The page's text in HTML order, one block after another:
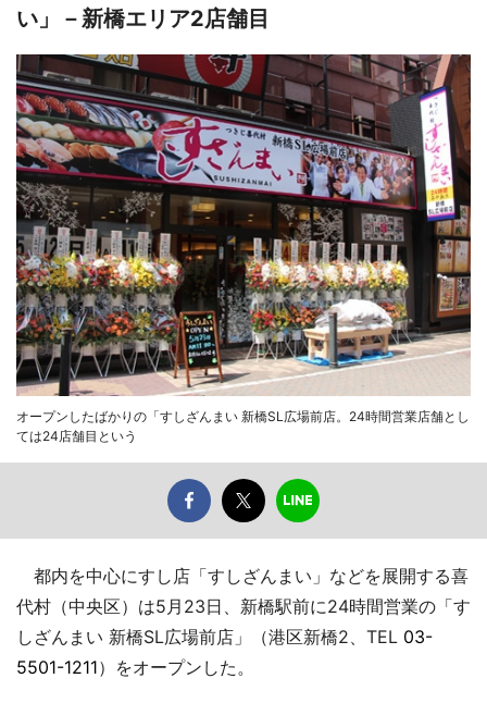
い」－新橋エリア2店舗目
オープンしたばかりの「すしざんまい 新橋SL広場前店。24時間営業店舗とし
ては24店舗目という
都内を中心にすし店「すしざんまい」などを展開する喜
代村（中央区）は5月23日、新橋駅前に24時間営業の「す
しざんまい 新橋SL広場前店」（港区新橋2、TEL 03-
5501-1211）をオープンした。